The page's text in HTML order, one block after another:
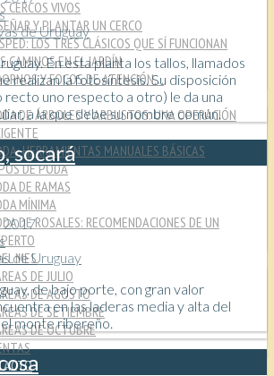
CERCOS VIVOS
Y PLANTAR UN CERCO
LOS TRES CLÁSICOS QUE SÍ FUNCIONAN
CAMINOS EN EL JARDÍN
Y FOCOS DE ATENCIÓN…
DE ÁRBOLES Y ARBUSTOS: UNA OPERACIÓN
HERRAMIENTAS MANUALES BÁSICAS
DE PODA
DE RAMAS
MÍNIMA
DE ROSALES: RECOMENDACIONES DE UN
MES
DE JULIO
DE AGOSTO
DE SETIEMBRE
DE OCTUBRE
de Uruguay
En esta planta los tallos, llamados
realizan la fotosíntesis. Su disposición
recto uno respecto a otro) le da una
a la que debe su nombre común.
socará
2017
de Uruguay
de bajo porte, con gran valor
en las laderas media y alta del
monte ribereño.